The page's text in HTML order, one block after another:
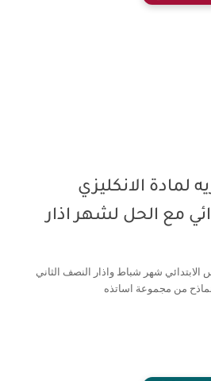
لمادة الانكليزي
مع الحل لشهر اذار
الابتدائي شهر شباط واذار النصف الثاني